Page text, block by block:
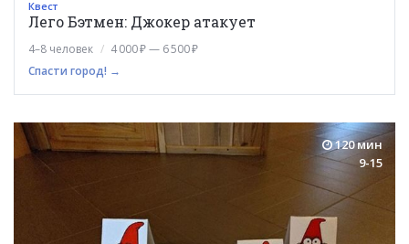
Квест
Лего Бэтмен: Джокер атакует
4–8 человек
4 000 ₽ — 6 500 ₽
Спасти город! →
120 мин
9-15